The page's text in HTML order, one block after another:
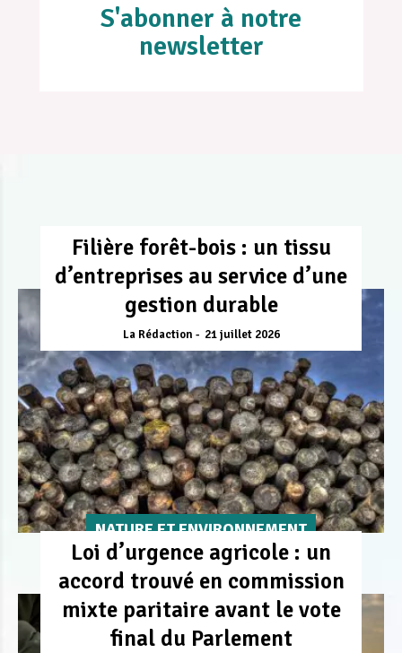
S'abonner à notre
newsletter
Filière forêt-bois : un tissu
d’entreprises au service d’une
gestion durable
La Rédaction 21 juillet 2026
NATURE ET ENVIRONNEMENT
Loi d’urgence agricole : un
accord trouvé en commission
mixte paritaire avant le vote
final du Parlement